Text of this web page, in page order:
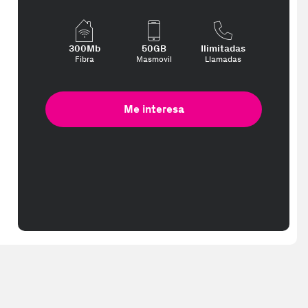
300Mb
Fibra
50GB
Masmovil
Ilimitadas
Llamadas
Me interesa